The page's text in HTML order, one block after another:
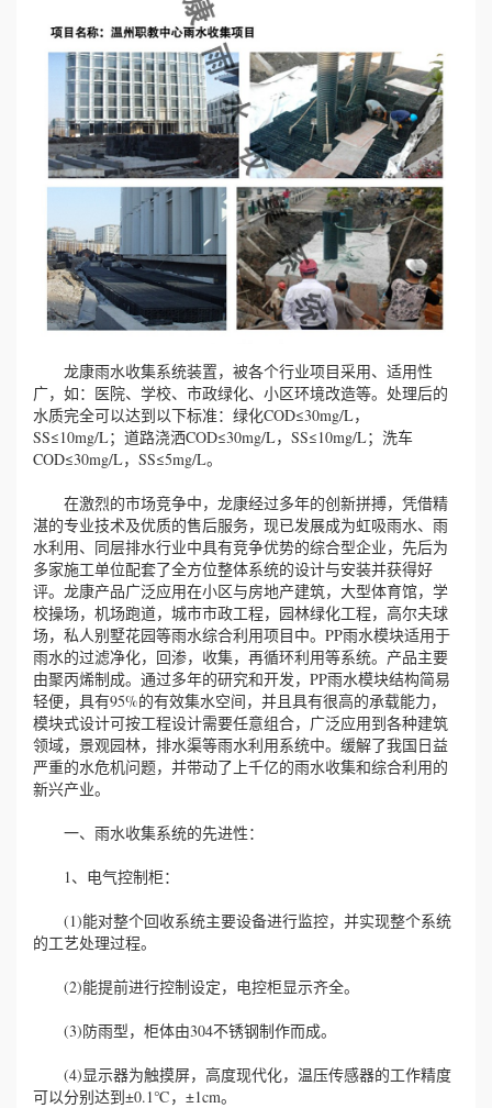
龙康雨水收集系统装置，被各个行业项目采用、适用性
广，如：医院、学校、市政绿化、小区环境改造等。处理后的
水质完全可以达到以下标准：绿化COD≤30mg/L，
SS≤10mg/L；道路浇洒COD≤30mg/L，SS≤10mg/L；洗车
COD≤30mg/L，SS≤5mg/L。
在激烈的市场竞争中，龙康经过多年的创新拼搏，凭借精
湛的专业技术及优质的售后服务，现已发展成为虹吸雨水、雨
水利用、同层排水行业中具有竞争优势的综合型企业，先后为
多家施工单位配套了全方位整体系统的设计与安装并获得好
评。龙康产品广泛应用在小区与房地产建筑，大型体育馆，学
校操场，机场跑道，城市市政工程，园林绿化工程，高尔夫球
场，私人别墅花园等雨水综合利用项目中。PP雨水模块适用于
雨水的过滤净化，回渗，收集，再循环利用等系统。产品主要
由聚丙烯制成。通过多年的研究和开发，PP雨水模块结构简易
轻便，具有95%的有效集水空间，并且具有很高的承载能力，
模块式设计可按工程设计需要任意组合，广泛应用到各种建筑
领域，景观园林，排水渠等雨水利用系统中。缓解了我国日益
严重的水危机问题，并带动了上千亿的雨水收集和综合利用的
新兴产业。
一、雨水收集系统的先进性：
1、电气控制柜：
(1)能对整个回收系统主要设备进行监控，并实现整个系统
的工艺处理过程。
(2)能提前进行控制设定，电控柜显示齐全。
(3)防雨型，柜体由304不锈钢制作而成。
(4)显示器为触摸屏，高度现代化，温压传感器的工作精度
可以分别达到±0.1℃，±1cm。